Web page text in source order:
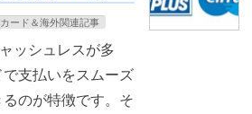
ード＆海外関連記事
ッシュレスが多
支払いをスムーズ
のが特徴です。そ